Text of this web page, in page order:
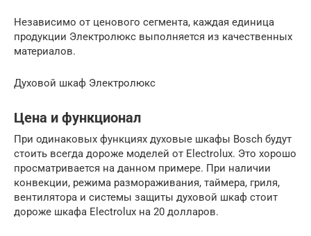
Независимо от ценового сегмента, каждая единица
продукции Электролюкс выполняется из качественных
материалов.
Духовой шкаф Электролюкс
Цена и функционал
При одинаковых функциях духовые шкафы Bosch будут
стоить всегда дороже моделей от Electrolux. Это хорошо
просматривается на данном примере. При наличии
конвекции, режима размораживания, таймера, гриля,
вентилятора и системы защиты духовой шкаф стоит
дороже шкафа Electrolux на 20 долларов.